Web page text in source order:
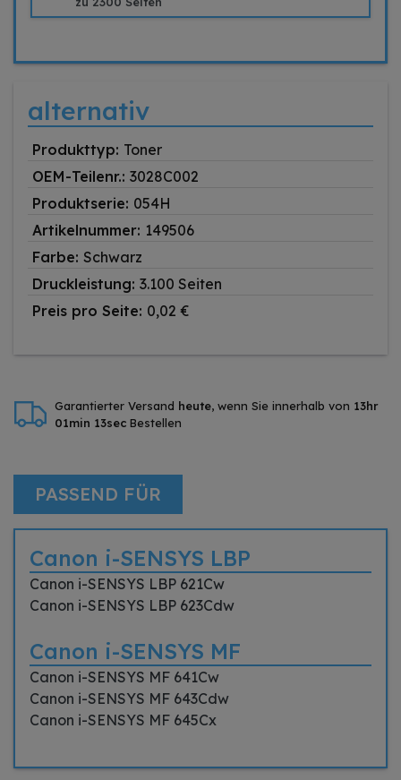
alternativ
Produkttyp: Toner
OEM-Teilenr.: 3028C002
Produktserie: 054H
Artikelnummer: 149506
Farbe: Schwarz
Druckleistung: 3.100 Seiten
Preis pro Seite: 0,02 €
Garantierter Versand heute, wenn Sie innerhalb von 13hr
01min 13sec Bestellen
PASSEND FÜR
Canon i-SENSYS LBP
Canon i-SENSYS LBP 621Cw
Canon i-SENSYS LBP 623Cdw
Canon i-SENSYS MF
Canon i-SENSYS MF 641Cw
Canon i-SENSYS MF 643Cdw
Canon i-SENSYS MF 645Cx